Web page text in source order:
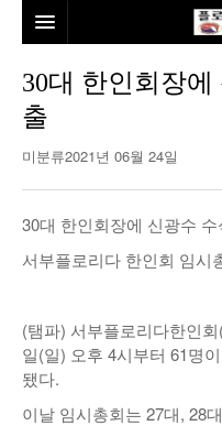
뉴스
이명덕칼럼
100인선/독자광장
여행
30대 한인회장
출
미분류2021년 06월 24일
30대 한인회장에 신광수
서부플로리다 한인회 임시
(탬파) 서부플로리다한인
일(일) 오후 4시부터 61명
됐다.
이날 임시총회는 27대, 28